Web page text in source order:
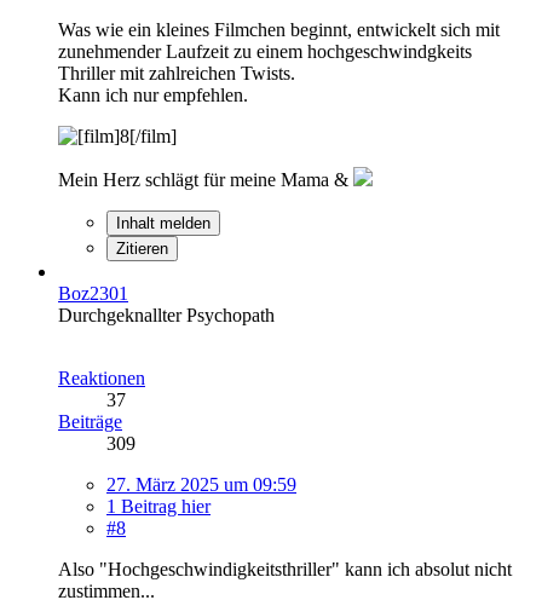
Was wie ein kleines Filmchen beginnt, entwickelt sich mit
zunehmender Laufzeit zu einem hochgeschwindgkeits
Thriller mit zahlreichen Twists.
Kann ich nur empfehlen.
Mein Herz schlägt für meine Mama &
Inhalt melden
Zitieren
Boz2301
Durchgeknallter Psychopath
Reaktionen
37
Beiträge
309
27. März 2025 um 09:59
1 Beitrag hier
#8
Also "Hochgeschwindigkeitsthriller" kann ich absolut nicht
zustimmen...